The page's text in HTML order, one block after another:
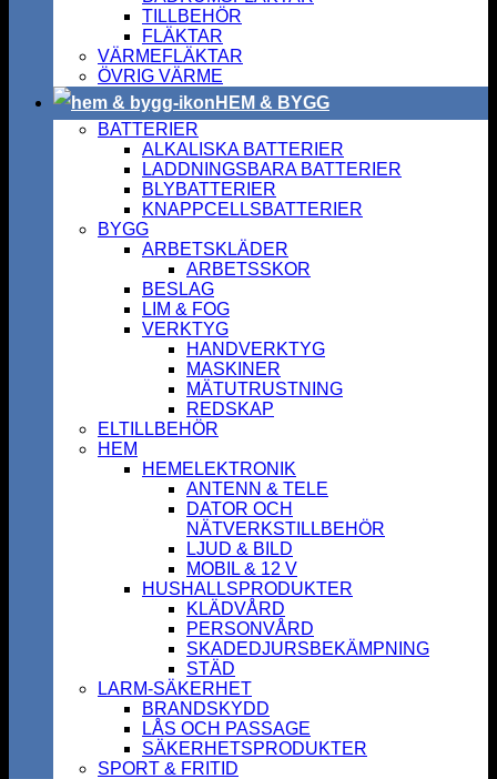
TILLBEHÖR
FLÄKTAR
VÄRMEFLÄKTAR
ÖVRIG VÄRME
HEM & BYGG
BATTERIER
ALKALISKA BATTERIER
LADDNINGSBARA BATTERIER
BLYBATTERIER
KNAPPCELLSBATTERIER
BYGG
ARBETSKLÄDER
ARBETSSKOR
BESLAG
LIM & FOG
VERKTYG
HANDVERKTYG
MASKINER
MÄTUTRUSTNING
REDSKAP
ELTILLBEHÖR
HEM
HEMELEKTRONIK
ANTENN & TELE
DATOR OCH
NÄTVERKSTILLBEHÖR
LJUD & BILD
MOBIL & 12 V
HUSHALLSPRODUKTER
KLÄDVÅRD
PERSONVÅRD
SKADEDJURSBEKÄMPNING
STÄD
LARM-SÄKERHET
BRANDSKYDD
LÅS OCH PASSAGE
SÄKERHETSPRODUKTER
SPORT & FRITID